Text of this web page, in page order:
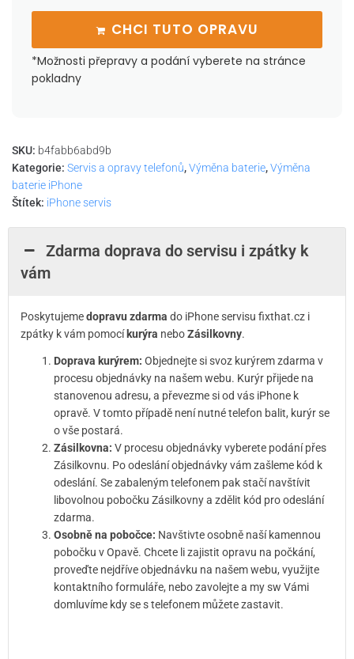
CHCI TUTO OPRAVU
*Možnosti přepravy a podání vyberete na stránce
pokladny
SKU: b4fabb6abd9b
Kategorie: Servis a opravy telefonů,Výměna baterie,Výměna
baterie iPhone
Štítek: iPhone servis
Zdarma doprava do servisu i zpátky k
vám
Poskytujemedopravu zdarma do iPhone servisu fixthat.cz i
zpátky k vám pomocí kurýra neboZásilkovny.
Doprava kurýrem: Objednejte si svoz kurýrem zdarma v
procesu objednávky na našem webu. Kurýr přijede na
stanovenou adresu, a převezme si od vás iPhone k
opravě. V tomto případě není nutné telefon balit, kurýr se
o vše postará.
Zásilkovna: V procesu objednávky vyberete podání přes
Zásilkovnu. Po odeslání objednávky vám zašleme kód k
odeslání. Se zabaleným telefonem pak stačí navštívit
libovolnou pobočku Zásilkovny a zdělit kód pro odeslání
zdarma.
Osobně na pobočce: Navštivte osobně naší kamennou
pobočku v Opavě. Chcete li zajistit opravu na počkání,
proveďte nejdříve objednávku na našem webu, využijte
kontaktního formuláře, nebo zavolejte a my sw Vámi
domluvíme kdy se s telefonem můžete zastavit.